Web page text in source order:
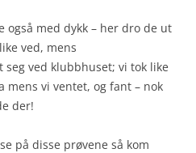
også med dykk – her dro de ut
ved, mens
ved klubbhuset; vi tok like
mens vi ventet, og fant – nok
der!
på disse prøvene så kom